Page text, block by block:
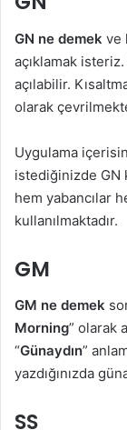
GN ne demek ve
açıklamak isteriz.
açılabilir.
olarak
Uygulama
istediğinizde GN
hem yabancılar
kullanılmaktadır.
GM
GM ne demek
Morning” olarak
“Günaydın”
yazdığınızda
SS